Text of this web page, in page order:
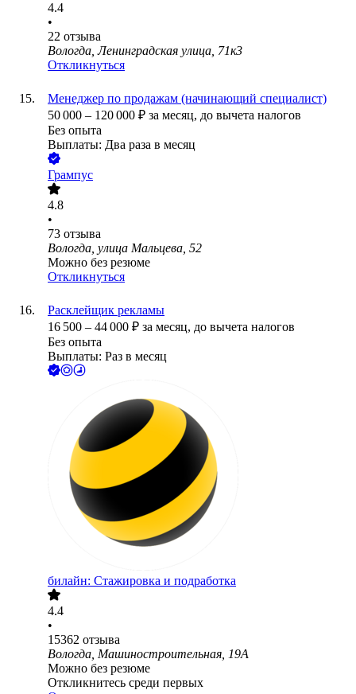
4.4
•
22 отзыва
Вологда, Ленинградская улица, 71к3
Откликнуться
Менеджер по продажам (начинающий специалист)
50 000 – 120 000 ₽ за месяц, до вычета налогов
Без опыта
Выплаты: Два раза в месяц
Грампус
4.8
•
73 отзыва
Вологда, улица Мальцева, 52
Можно без резюме
Откликнуться
Расклейщик рекламы
16 500 – 44 000 ₽ за месяц, до вычета налогов
Без опыта
Выплаты: Раз в месяц
билайн: Стажировка и подработка
4.4
•
15362 отзыва
Вологда, Машиностроительная, 19А
Можно без резюме
Откликнитесь среди первых